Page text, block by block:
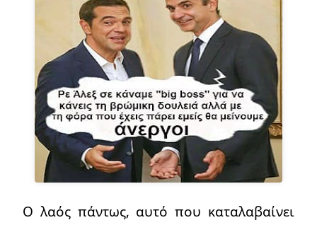
Ο λαός πάντως, αυτό που καταλαβαίνει